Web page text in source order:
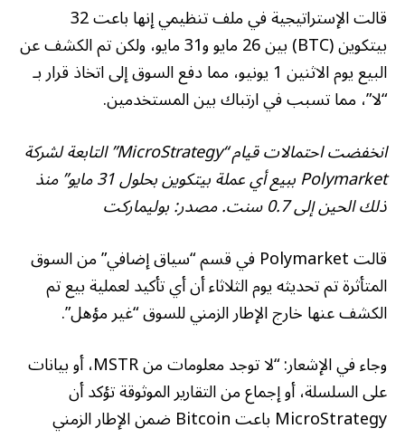
قالت الإستراتيجية في ملف تنظيمي إنها باعت 32
بيتكوين (BTC) بين 26 مايو و31 مايو، ولكن تم الكشف عن
البيع يوم الاثنين 1 يونيو، مما دفع السوق إلى اتخاذ قرار بـ
“لا”، مما تسبب في ارتباك بين المستخدمين.
انخفضت احتمالات قيام “MicroStrategy” التابعة لشركة
Polymarket ببيع أي عملة بيتكوين بحلول 31 مايو” منذ
ذلك الحين إلى 0.7 سنت. مصدر:
بوليماركت
قالت Polymarket في قسم “سياق إضافي” من السوق
المتأثرة تم تحديثه يوم الثلاثاء أن أي تأكيد لعملية بيع تم
الكشف عنها خارج الإطار الزمني للسوق “غير مؤهل”.
وجاء في الإشعار: “لا توجد معلومات من MSTR، أو بيانات
على السلسلة، أو إجماع من التقارير الموثوقة تؤكد أن
MicroStrategy باعت Bitcoin ضمن الإطار الزمني